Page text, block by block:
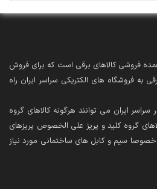
فروشی کالاهای برقی است که برای فروش
به فروشگاه های الکتریکی سراسر ایران راه
ایران می توانند هرگونه کالاهای گروه
گروه کلید و پریز علی الخصوص پریزهای
خصوصا سیم و کابل های ساختمانی مورد نیاز